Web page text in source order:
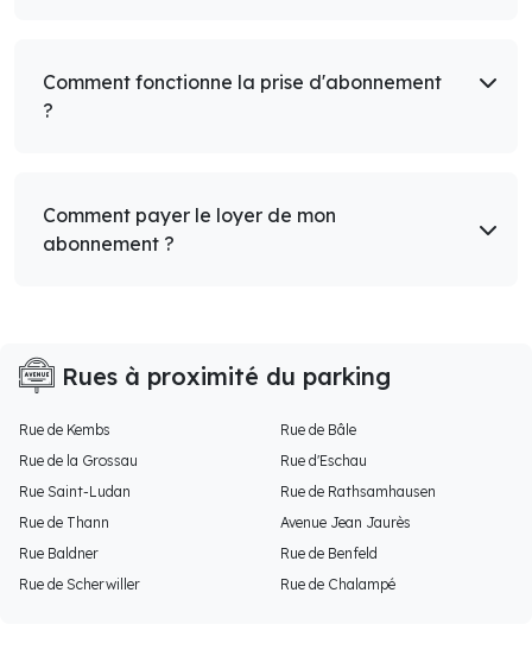
Comment fonctionne la prise d'abonnement
?
Comment payer le loyer de mon
abonnement ?
Rues à proximité du parking
Rue de Kembs
Rue de Bâle
Rue de la Grossau
Rue d'Eschau
Rue Saint-Ludan
Rue de Rathsamhausen
Rue de Thann
Avenue Jean Jaurès
Rue Baldner
Rue de Benfeld
Rue de Scherwiller
Rue de Chalampé